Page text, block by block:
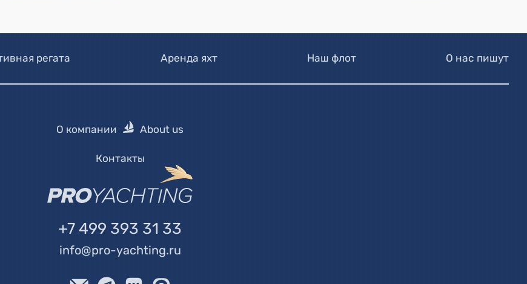
регата Аренда яхт Наш флот О нас пишут
О компании About us
Контакты
+7 499 393 31 33
info@pro-yachting.ru